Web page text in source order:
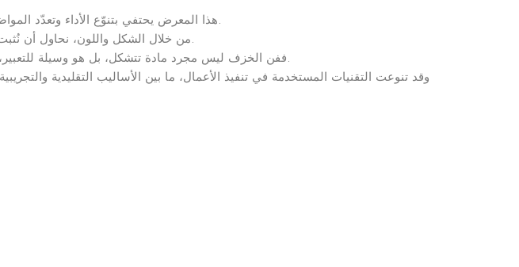
هذا المعرض يحتفي بتنوّع الأداء وتعدّد المواضيع المستوحاة من تفاصيل حياتنا اليومية، من مشاهد نألفها أو لقطات تخطف انتباهنا بالصدفة.
من خلال الشكل واللون، نحاول أن نُثبت أن الخزف قادر على أن يتشكل كما نشاء، متحررًا من القوالب الكلاسيكية والأعمال التقليدية.
ففن الخزف ليس مجرد مادة تتشكل، بل هو وسيلة للتعبير، يمكن أن ينبثق من أي فكرة، أي صورة، أو حتى لحظة عابرة يمر بها الإنسان في يومه العادي.
وقد تنوعت التقنيات المستخدمة في تنفيذ الأعمال، ما بين الأساليب التقليدية